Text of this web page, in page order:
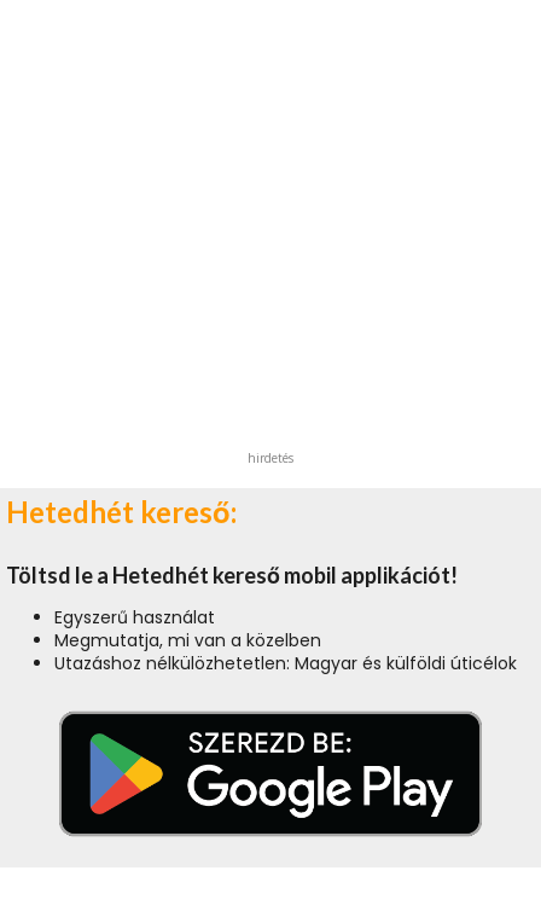
hirdetés
Hetedhét kereső:
Töltsd le a Hetedhét kereső mobil applikációt!
Egyszerű használat
Megmutatja, mi van a közelben
Utazáshoz nélkülözhetetlen: Magyar és külföldi úticélok